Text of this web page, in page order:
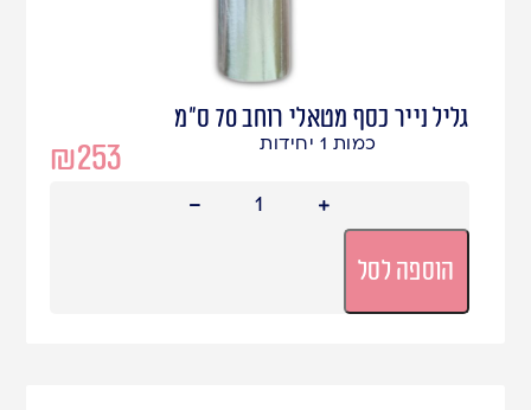
גליל נייר כסף מטאלי רוחב 70 ס"מ
₪253 כמות 1 יחידות
הוספה לסל